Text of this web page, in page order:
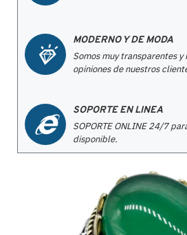
MODERNO Y DE MODA
Somos muy transparentes y
opiniones de nuestros
SOPORTE EN LINEA
SOPORTE ONLINE 24/7
disponible.